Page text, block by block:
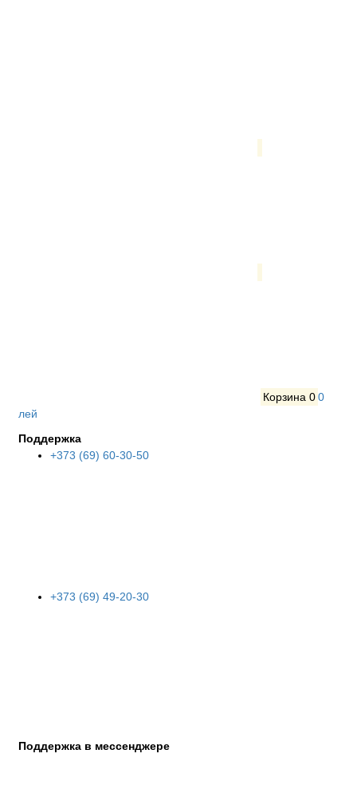
Корзина 00
лей
Поддержка
+373 (69) 60-30-50
+373 (69) 49-20-30
Поддержка в мессенджере